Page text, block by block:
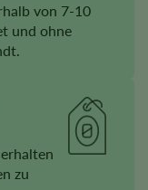
von 7-10
und ohne
zu